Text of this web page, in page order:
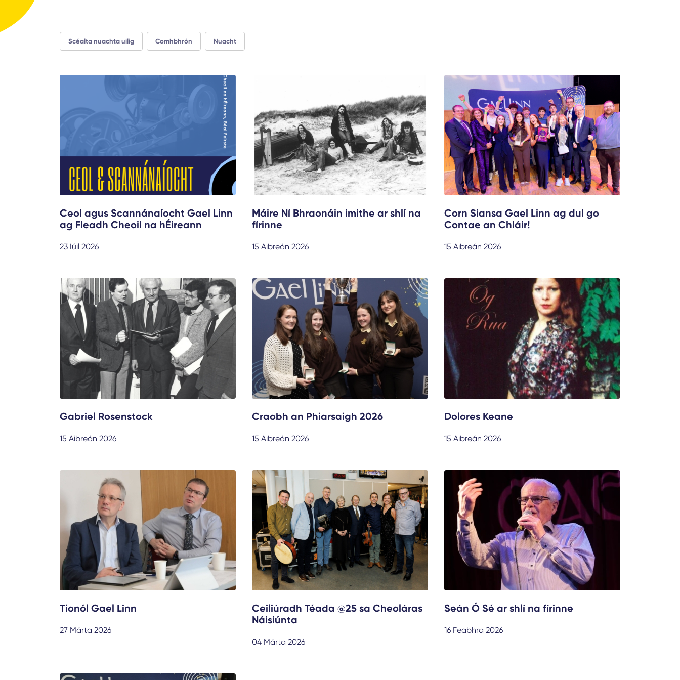
Scéalta nuachta uilig Comhbhrón Nuacht
Ceol agus Scannánaíocht Gael Linn
ag Fleadh Cheoil na hÉireann
23 Iúil 2026
Máire Ní Bhraonáin imithe ar shlí na
fírinne
15 Aibreán 2026
Corn Siansa Gael Linn ag dul go
Contae an Chláir!
15 Aibreán 2026
Gabriel Rosenstock
15 Aibreán 2026
Craobh an Phiarsaigh 2026
15 Aibreán 2026
Dolores Keane
15 Aibreán 2026
Tionól Gael Linn
27 Márta 2026
Ceiliúradh Téada @25 sa Cheoláras
Náisiúnta
04 Márta 2026
Seán Ó Sé ar shlí na fírinne
16 Feabhra 2026